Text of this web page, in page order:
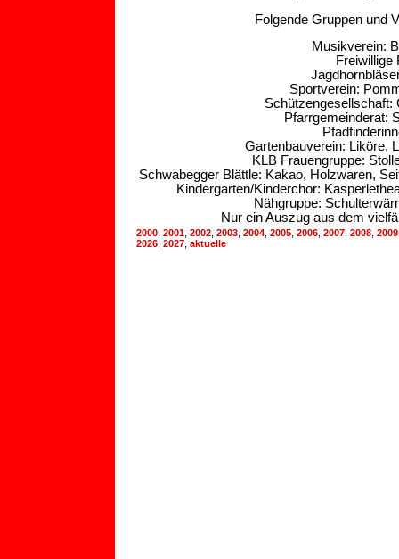
Folgende Gruppen und
Musikverein:
Freiwillige
Sportverein:
Schützengesellschaft:
Pfarrgemeinderat:
Gartenbauverein: Liköre,
KLB Frauengruppe:
Schwabegger Blättle: Kakao, Holzwaren,
Kindergarten/Kinderchor:
Nähgruppe:
Nur ein Auszug aus dem
2000 2001 2002 2003 2004 2005 2006 2007 2008 2009
2026 2027 aktuelle